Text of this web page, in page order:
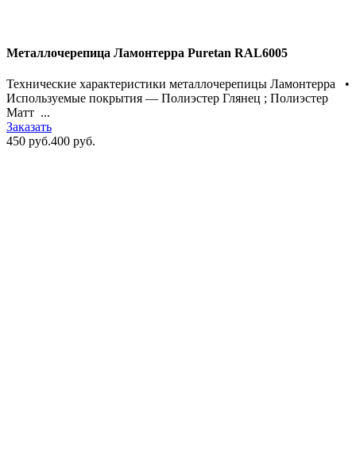
Металлочерепица Ламонтерра Puretan RAL6005
Технические характеристики металлочерепицы Ламонтерра •
Используемые покрытия — Полиэстер Глянец ; Полиэстер
Матт ...
Заказать
450 руб.400 руб.